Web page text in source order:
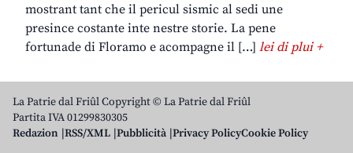
mostrant tant che il pericul sismic al sedi une
presince costante inte nestre storie. La pene
fortunade di Floramo e acompagne il […] lei di plui +
La Patrie dal Friûl Copyright © La Patrie dal Friûl
Partita IVA 01299830305
Redazion RSS/XML Pubblicità Privacy PolicyCookie Policy